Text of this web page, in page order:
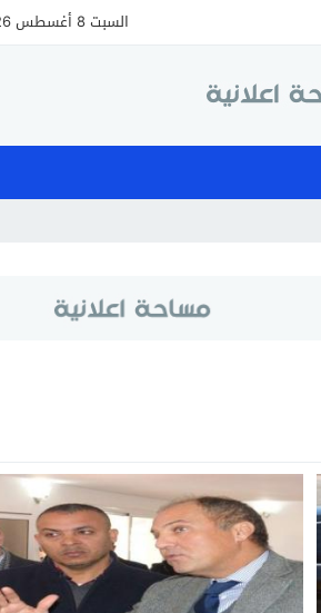
السبت 8 أغسطس 2026 - 8:16 صباحًا